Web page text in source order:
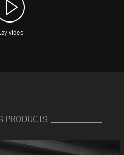
video
PRODUCTS